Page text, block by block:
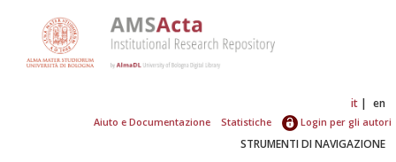
it en
Aiuto e Documentazione Statistiche Login per gli autori
STRUMENTI DI NAVIGAZIONE